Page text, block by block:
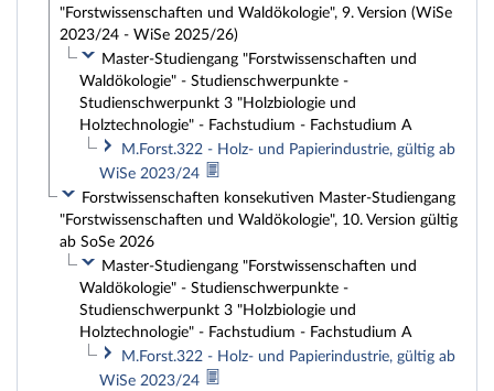
"Forstwissenschaften und Waldökologie", 9. Version (WiSe
2023/24 - WiSe 2025/26)
Master-Studiengang "Forstwissenschaften und
Waldökologie" - Studienschwerpunkte -
Studienschwerpunkt 3 "Holzbiologie und
Holztechnologie" - Fachstudium - Fachstudium A
M.Forst.322 - Holz- und Papierindustrie, gültig ab
WiSe 2023/24
Forstwissenschaften konsekutiven Master-Studiengang
"Forstwissenschaften und Waldökologie", 10. Version gültig
ab SoSe 2026
Master-Studiengang "Forstwissenschaften und
Waldökologie" - Studienschwerpunkte -
Studienschwerpunkt 3 "Holzbiologie und
Holztechnologie" - Fachstudium - Fachstudium A
M.Forst.322 - Holz- und Papierindustrie, gültig ab
WiSe 2023/24